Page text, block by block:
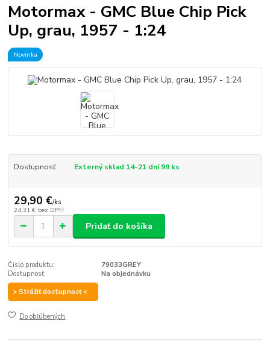
Motormax - GMC Blue Chip Pick
Up, grau, 1957 - 1:24
Novinka
Dostupnosť Externý sklad 14-21 dní 99 ks
29,90 €/ks
24,31 € bez DPH
Pridať do košíka
Číslo produktu:
79033GREY
Dostupnosť:
Na objednávku
> Strážiť dostupnosť <
Do obľúbených